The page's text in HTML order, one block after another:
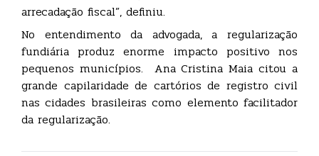
arrecadação fiscal”, definiu.
No entendimento da advogada, a regularização
fundiária produz enorme impacto positivo nos
pequenos municípios. Ana Cristina Maia citou a
grande capilaridade de cartórios de registro civil
nas cidades brasileiras como elemento facilitador
da regularização.